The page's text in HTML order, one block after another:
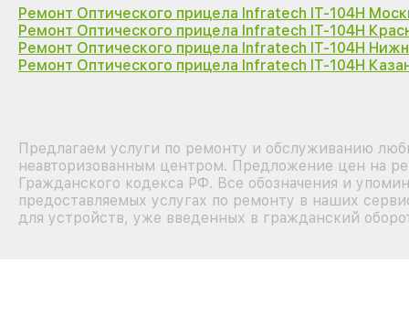
Ремонт Оптического прицела Infratech IT-104H
Ремонт Оптического прицела Infratech IT-104H
Ремонт Оптического прицела Infratech IT-104H
Ремонт Оптического прицела Infratech IT-104H
Предлагаем услуги по ремонту и обслуживанию
неавторизованным центром. Предложение цен на
Гражданского кодекса РФ. Все обозначения и
предоставляемых услугах по ремонту в наших
для устройств, уже введенных в гражданский